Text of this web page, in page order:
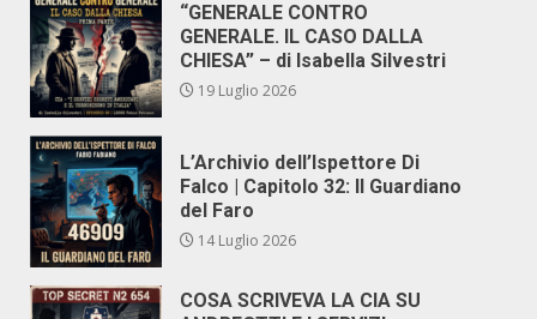
“GENERALE CONTRO
GENERALE. IL CASO DALLA
CHIESA” – di Isabella Silvestri
19 Luglio 2026
L’Archivio dell’Ispettore Di
Falco | Capitolo 32: Il Guardiano
del Faro
14 Luglio 2026
COSA SCRIVEVA LA CIA SU